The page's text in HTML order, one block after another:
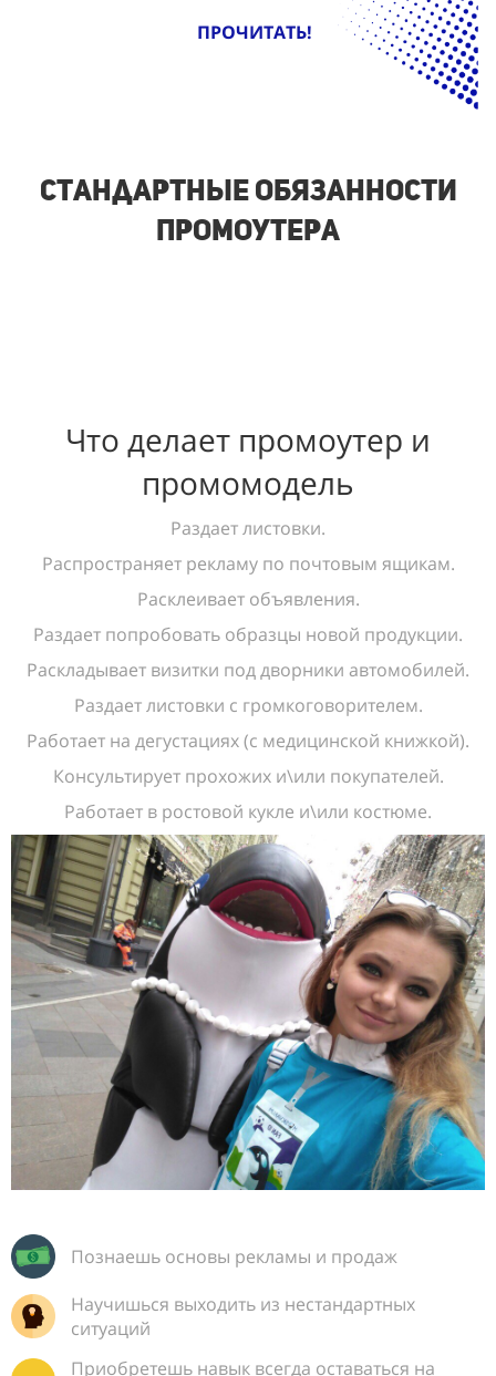
ПРОЧИТАТЬ!
Стандартные обязанности
промоутера
Что делает промоутер и
промомодель
Раздает листовки.
Распространяет рекламу по почтовым ящикам.
Расклеивает объявления.
Раздает попробовать образцы новой продукции.
Раскладывает визитки под дворники автомобилей.
Раздает листовки с громкоговорителем.
Работает на дегустациях (с медицинской книжкой).
Консультирует прохожих и\или покупателей.
Работает в ростовой кукле и\или костюме.
Познаешь основы рекламы и продаж
Научишься выходить из нестандартных
ситуаций
Приобретешь навык всегда оставаться на